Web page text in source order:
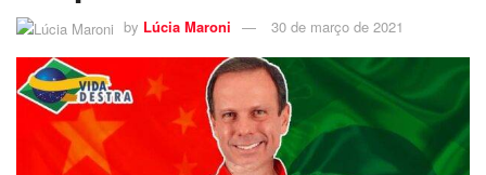
by Lúcia Maroni 30 de março de 2021